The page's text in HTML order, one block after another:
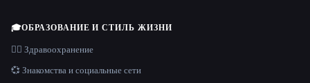
🎓ОБРАЗОВАНИЕ И СТИЛЬ ЖИЗНИ
👩‍⚕️ Здравоохранение
💞 Знакомства и социальные сети